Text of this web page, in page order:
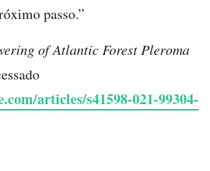
passo.”
of Atlantic Forest Pleroma
articles/s41598-021-99304-